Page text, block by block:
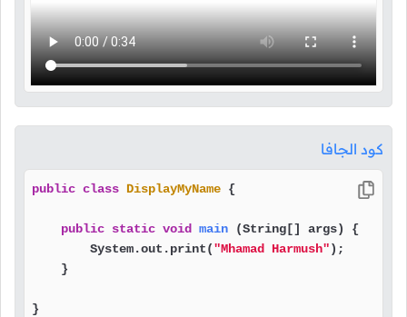
كود الجافا
public class DisplayMyName {
public static void main (String[] args)
{
        System.out.print(
"Mhamad Harmush");
    }
}